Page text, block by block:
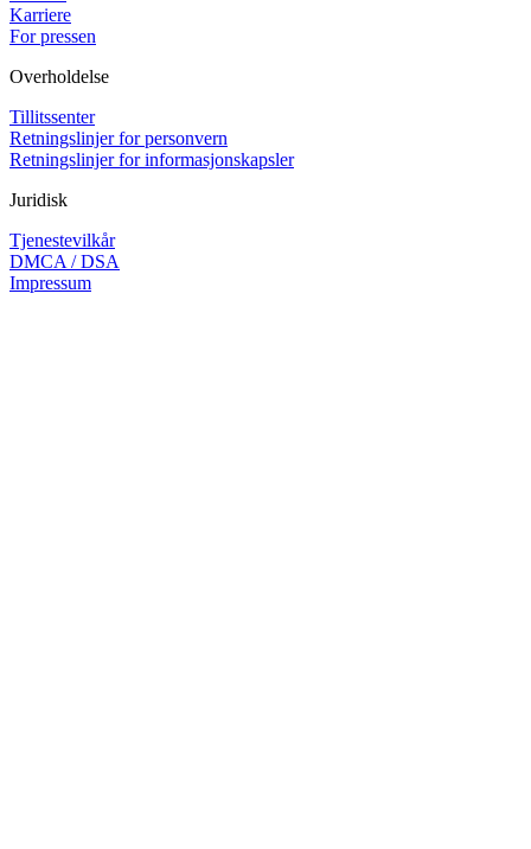
Karriere
For pressen
Overholdelse
Tillitssenter
Retningslinjer for personvern
Retningslinjer for informasjonskapsler
Juridisk
Tjenestevilkår
DMCA / DSA
Impressum